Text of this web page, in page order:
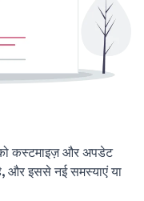
कस्टमाइज़ और अपडेट
इससे नई समस्याएं या